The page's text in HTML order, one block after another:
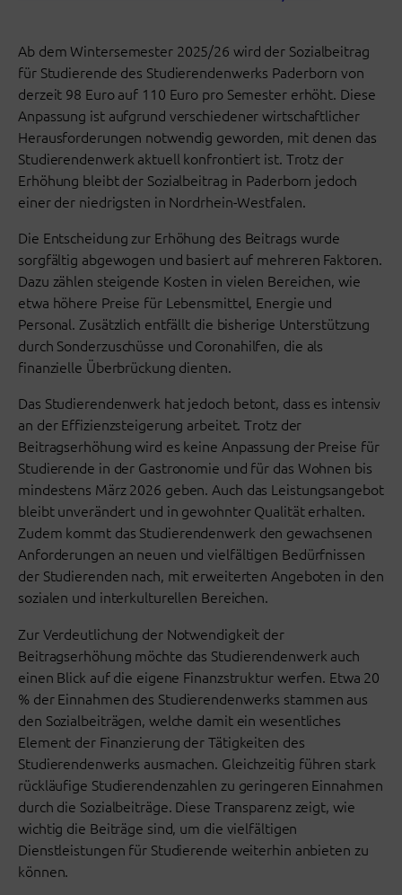
Ab dem Wintersemester 2025/26 wird der Sozialbeitrag
für Studierende des Studierendenwerks Paderborn von
derzeit 98 Euro auf 110 Euro pro Semester erhöht. Diese
Anpassung ist aufgrund verschiedener wirtschaftlicher
Herausforderungen notwendig geworden, mit denen das
Studierendenwerk aktuell konfrontiert ist. Trotz der
Erhöhung bleibt der Sozialbeitrag in Paderborn jedoch
einer der niedrigsten in Nordrhein-Westfalen.
Die Entscheidung zur Erhöhung des Beitrags wurde
sorgfältig abgewogen und basiert auf mehreren Faktoren.
Dazu zählen steigende Kosten in vielen Bereichen, wie
etwa höhere Preise für Lebensmittel, Energie und
Personal. Zusätzlich entfällt die bisherige Unterstützung
durch Sonderzuschüsse und Coronahilfen, die als
finanzielle Überbrückung dienten.
Das Studierendenwerk hat jedoch betont, dass es intensiv
an der Effizienzsteigerung arbeitet. Trotz der
Beitragserhöhung wird es keine Anpassung der Preise für
Studierende in der Gastronomie und für das Wohnen bis
mindestens März 2026 geben. Auch das Leistungsangebot
bleibt unverändert und in gewohnter Qualität erhalten.
Zudem kommt das Studierendenwerk den gewachsenen
Anforderungen an neuen und vielfältigen Bedürfnissen
der Studierenden nach, mit erweiterten Angeboten in den
sozialen und interkulturellen Bereichen.
Zur Verdeutlichung der Notwendigkeit der
Beitragserhöhung möchte das Studierendenwerk auch
einen Blick auf die eigene Finanzstruktur werfen. Etwa 20
% der Einnahmen des Studierendenwerks stammen aus
den Sozialbeiträgen, welche damit ein wesentliches
Element der Finanzierung der Tätigkeiten des
Studierendenwerks ausmachen. Gleichzeitig führen stark
rückläufige Studierendenzahlen zu geringeren Einnahmen
durch die Sozialbeiträge. Diese Transparenz zeigt, wie
wichtig die Beiträge sind, um die vielfältigen
Dienstleistungen für Studierende weiterhin anbieten zu
können.